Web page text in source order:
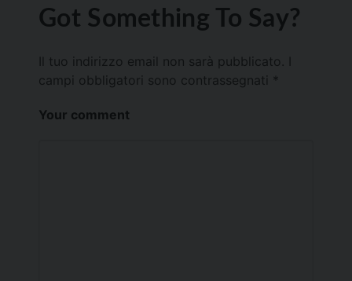
Got Something To Say?
Il tuo indirizzo email non sarà pubblicato.
campi obbligatori sono contrassegnati *
Your comment